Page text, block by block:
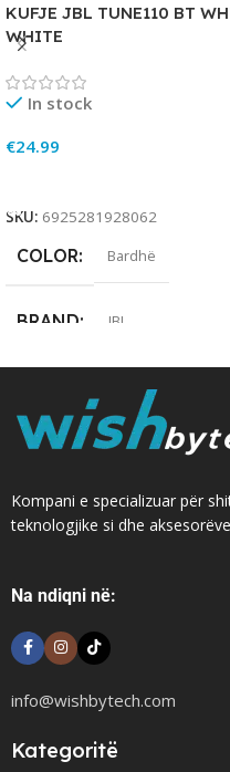
KUFJE JBL TUNE110 BT
WHITE
In stock
€24.99
SKU: 6925281928062
COLOR Bardhë
BRAND JBL
Kompani e specializuar për
teknologjike si dhe
Na ndiqni në:
info@wishbytech.com
Kategoritë